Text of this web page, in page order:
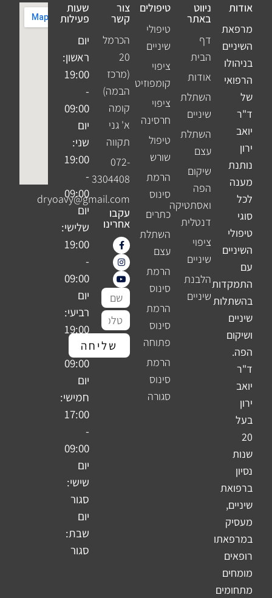
אודות
מרפאת
השיניים
בניהולו
הרפואי
של
ד"ר
יואב
ירון
נותנת
מענה
לכל
סוגי
טיפולי
השיניים
עם
התמקדות
בהשתלות
שיניים
ושיקום
הפה.
ד"ר
יואב
ירון
בעל
20
שנות
נסיון
ברפואת
שיניים,
מעסיק
במרפאתו
רופאים
מומחים
מתחומים
ניווט
באתר
דף
הבית
אודות
השתלת
שיניים
השתלת
עצם
שיקום
הפה
ואסתטיקה
דנטלית
ציפוי
שיניים
הלבנת
שיניים
טיפולים
טיפולי
שיניים
ציפוי
קומפוזיט
ציפוי
חרסינה
טיפול
שורש
הרמת
סינוס
כתרים
השתלת
עצם
הרמת
סינוס
הרמת
סינוס
פתוחה
הרמת
סינוס
סגורה
צור
קשר
הכרמל
20
(מרכז
הבמה)
קומה
א' גני
תקווה
072-
3304408
dryoavy@gmail.com
עקבו
אחרינו
F
a
c
e
b
o
k
-
f
I
n
s
t
a
g
a
m
Y
o
u
t
u
b
שם
מלא
טלפון
שליחה
שעות
פעילות
יום
ראשון:
19:00
-
09:00
יום
שני:
19:00
-
09:00
יום
שלישי:
19:00
-
09:00
יום
רביעי:
19:00
-
09:00
יום
חמישי:
17:00
-
09:00
יום
שישי:
סגור
יום
שבת:
סגור